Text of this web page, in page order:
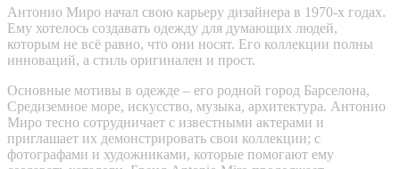
Антонио Миро начал свою карьеру дизайнера в 1970-х годах.
Ему хотелось создавать одежду для думающих людей,
которым не всё равно, что они носят. Его коллекции полны
инноваций, а стиль оригинален и прост.
Основные мотивы в одежде – его родной город Барселона,
Средиземное море, искусство, музыка, архитектура. Антонио
Миро тесно сотрудничает с известными актерами и
приглашает их демонстрировать свои коллекции; с
фотографами и художниками, которые помогают ему